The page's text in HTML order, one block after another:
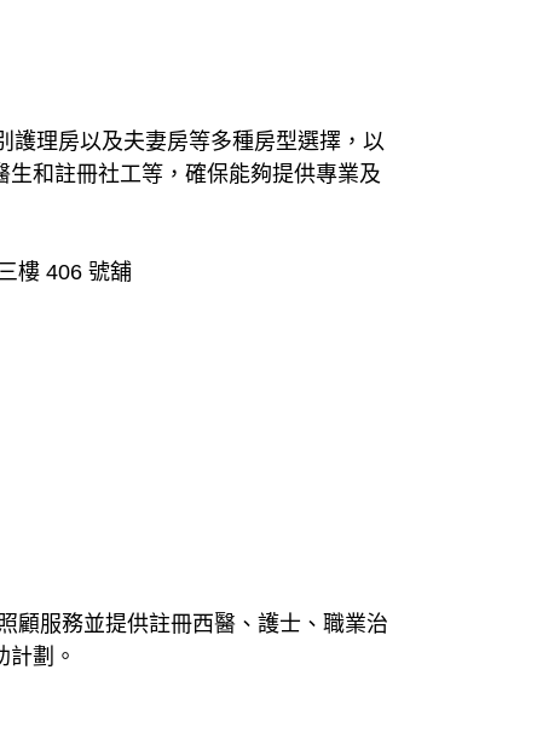
理房以及夫妻房等多種房型選擇，以
和註冊社工等，確保能夠提供專業及
樓 406 號舖
顧服務並提供註冊西醫、護士、職業治
劃。